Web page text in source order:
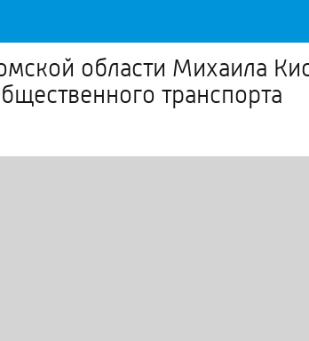
области Михаила
транспорта